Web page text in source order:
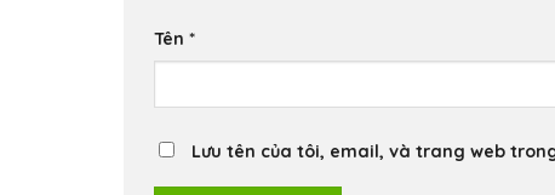
Tên *
Lưu tên của tôi, email, và trang web